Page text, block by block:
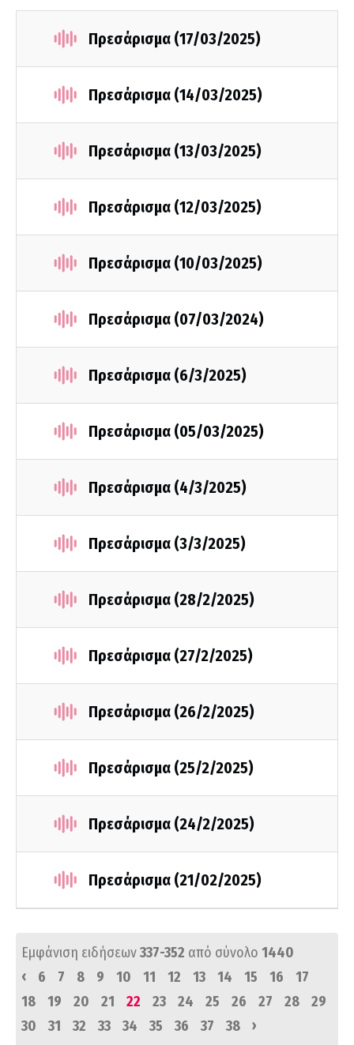
Πρεσάρισμα (17/03/2025)
Πρεσάρισμα (14/03/2025)
Πρεσάρισμα (13/03/2025)
Πρεσάρισμα (12/03/2025)
Πρεσάρισμα (10/03/2025)
Πρεσάρισμα (07/03/2024)
Πρεσάρισμα (6/3/2025)
Πρεσάρισμα (05/03/2025)
Πρεσάρισμα (4/3/2025)
Πρεσάρισμα (3/3/2025)
Πρεσάρισμα (28/2/2025)
Πρεσάρισμα (27/2/2025)
Πρεσάρισμα (26/2/2025)
Πρεσάρισμα (25/2/2025)
Πρεσάρισμα (24/2/2025)
Πρεσάρισμα (21/02/2025)
Εμφάνιση ειδήσεων337-352 από σύνολο 1440
‹
6 7 8 9 10 11 12 13 14 15 16
17
18
19 20 21 22 23 24 25 26 27 28
29
30
31 32 33 34 35 36 37 38 ›